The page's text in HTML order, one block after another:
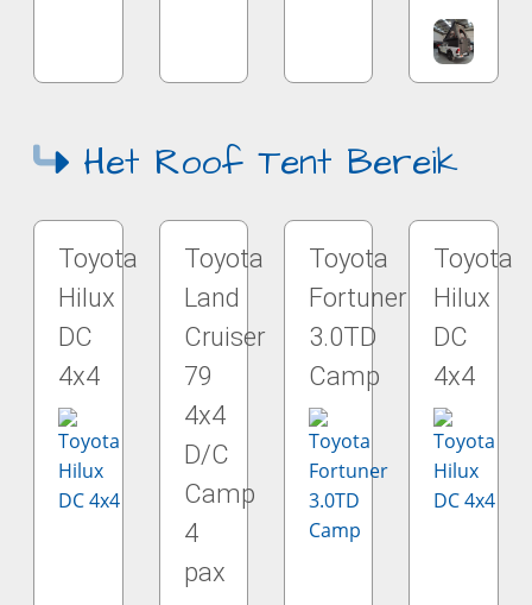
Het Roof Tent Bereik
Toyota
Hilux
DC
4x4
Toyota
Land
Cruiser
79
4x4
D/C
Camp
4
pax
Toyota
Fortuner
3.0TD
Camp
Toyota
Hilux
DC
4x4